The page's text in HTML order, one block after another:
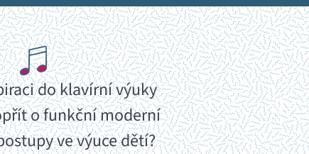
do klavírní výuky
o funkční moderní
ve výuce dětí?